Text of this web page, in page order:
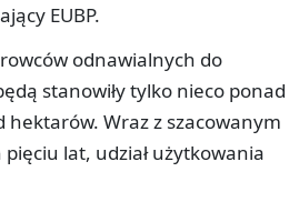
EUBP.
odnawialnych do
stanowiły tylko nieco ponad
Wraz z szacowanym
lat, udział użytkowania